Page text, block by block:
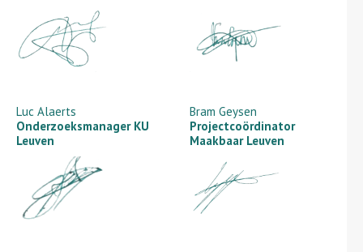
Luc Alaerts
Onderzoeksmanager KU
Leuven
Bram Geysen
Projectcoördinator
Maakbaar Leuven